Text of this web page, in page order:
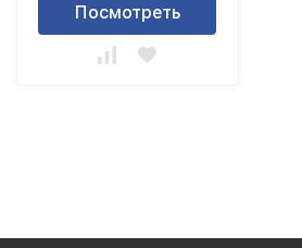
Посмотреть